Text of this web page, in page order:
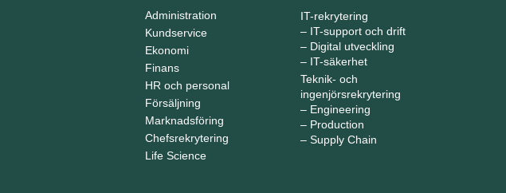
Administration
Kundservice
Ekonomi
Finans
HR och personal
Försäljning
Marknadsföring
Chefsrekrytering
Life Science
IT-rekrytering
– IT-support och drift
– Digital utveckling
– IT-säkerhet
Teknik- och
ingenjörsrekrytering
– Engineering
– Production
– Supply Chain